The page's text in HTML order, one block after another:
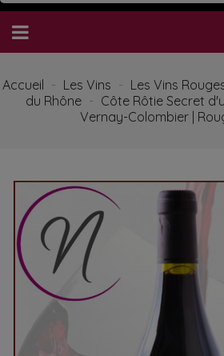
Accueil Les Vins Les Vins
du Rhône
Côte Rôtie Secret
Vernay-Colombier |